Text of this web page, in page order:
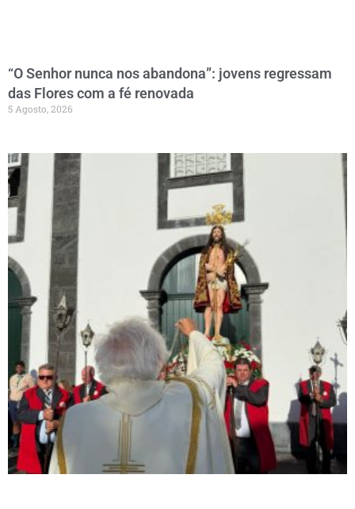
“O Senhor nunca nos abandona”: jovens regressam
das Flores com a fé renovada
5 Agosto, 2026